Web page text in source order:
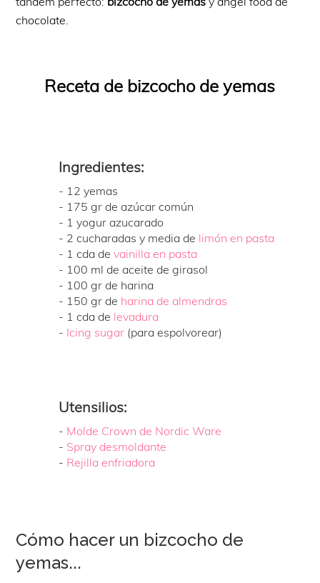
chocolate.
Receta de bizcocho de yemas
Ingredientes:
- 12 yemas
- 175 gr de azúcar común
- 1 yogur azucarado
- 2 cucharadas y media de limón en pasta
- 1 cda devainilla en pasta
- 100 ml de aceite de girasol
- 100 gr de harina
- 150 gr de harina de almendras
- 1 cda de levadura
- Icing sugar (para espolvorear)
Utensilios:
- Molde Crown de Nordic Ware
- Spray desmoldante
- Rejilla enfriadora
Cómo hacer un bizcocho de
yemas...